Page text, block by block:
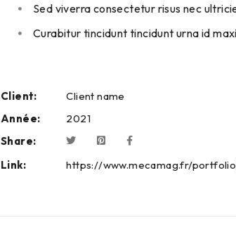
Sed viverra consectetur risus nec
Curabitur tincidunt tincidunt urna id
Client:
Client name
Année:
2021
Share:
Link:
https://www.mecamag.fr/